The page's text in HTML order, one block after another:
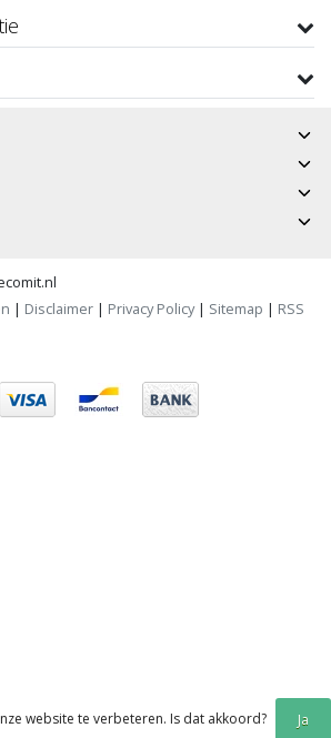
| Disclaimer | Privacy Policy| Sitemap | RSS
website te verbeteren. Is dat akkoord? Ja